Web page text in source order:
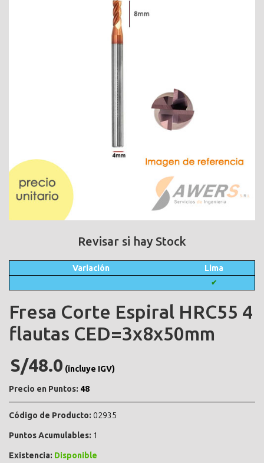
Revisar si hay Stock
Variación Lima
✔
Fresa Corte Espiral HRC55 4
flautas CED=3x8x50mm
S/48.0 (incluye IGV)
Precio en Puntos: 48
Código de Producto: 02935
Puntos Acumulables: 1
Existencia: Disponible